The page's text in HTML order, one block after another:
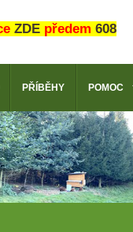
ZDEpředem 608
PŘÍBĚHY POMOC